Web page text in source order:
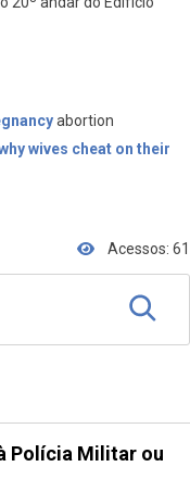
abortion
wives cheat on their
Acessos: 61
Polícia Militar ou